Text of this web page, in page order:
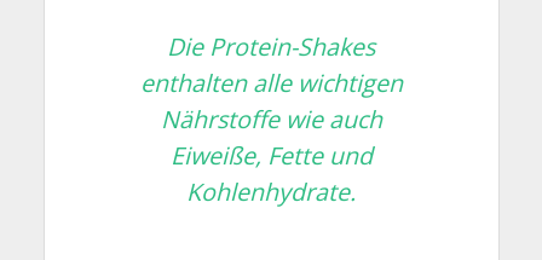
Die Protein-Shakes
enthalten alle wichtigen
Nährstoffe wie auch
Eiweiße, Fette und
Kohlenhydrate.